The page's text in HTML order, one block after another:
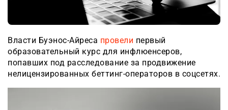
Власти Буэнос-Айреса провели первый
образовательный курс для инфлюенсеров,
попавших под расследование за продвижение
нелицензированных беттинг-операторов в соцсетях.